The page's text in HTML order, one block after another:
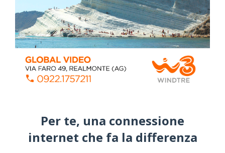
Per te, una connessione
internet che fa la differenza​
ALMANACCO DEL GIORNO